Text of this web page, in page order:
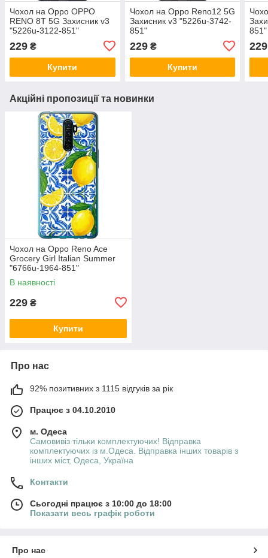
Чохол на Oppo OPPO
RENO 8T 5G Захисник v3
"5226u-3122-851"
229 ₴
Купити
Чохол на Oppo Reno12 5G
Захисник v3 "5226u-3742-
851"
229₴
Купити
851"
229
Акційні пропозиції та новинки
Чохол на Oppo Reno Ace
Grocery Girl Italian Summer
"6766u-1964-851"
В наявності
229 ₴
Купити
Про нас
92% позитивних з 1115 відгуків за рік
Працює з 04.10.2010
м. Одеса
Самовивіз тільки комплектуючих! Відправка
комплектуючих із м.Одеса. Відправка інших товарів з
інших міст, Одеса, Україна
Контакти
Сьогодні працює з 10:00 до 18:00
Показати весь графік роботи
Про нас